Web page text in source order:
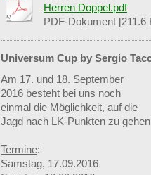
Herren Doppel.pdf
PDF-Dokument [211.6
Universum Cup by Sergio
Am 17. und 18. September
2016 besteht bei uns noch
einmal die Möglichkeit, auf die
Jagd nach LK-Punkten zu gehen
Termine:
Samstag, 17.09.2016